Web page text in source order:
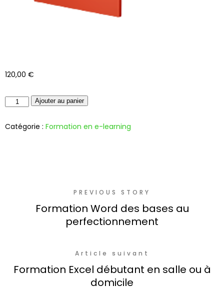
120,00 €
Ajouter au panier
Catégorie : Formation en e-learning
PREVIOUS STORY
Formation Word des bases au
perfectionnement
Article suivant
Formation Excel débutant en salle ou à
domicile